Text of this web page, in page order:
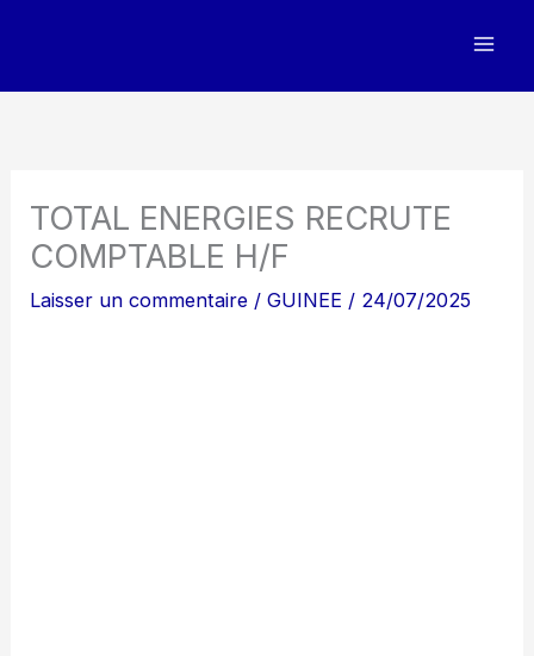
TOTAL ENERGIES RECRUTE
COMPTABLE H/F
Laisser un commentaire /GUINEE / 24/07/2025